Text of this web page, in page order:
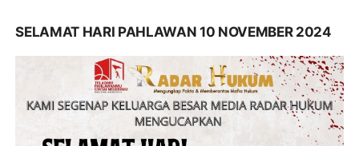
SELAMAT HARI PAHLAWAN 10 NOVEMBER 2024